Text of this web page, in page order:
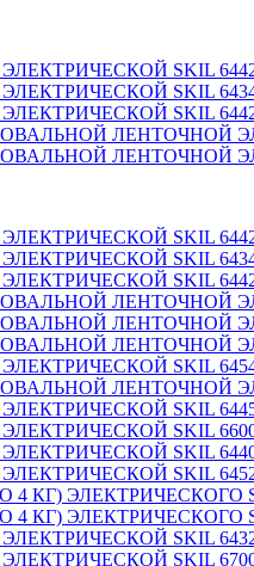
SKIL 6442
SKIL 6434
SKIL 6442
ЛЕНТОЧНОЙ
ЛЕНТОЧНОЙ
SKIL 6442
SKIL 6434
SKIL 6442
ЛЕНТОЧНОЙ
ЛЕНТОЧНОЙ
ЛЕНТОЧНОЙ
SKIL 6454
ЛЕНТОЧНОЙ
SKIL 6445
SKIL 6600
SKIL 6440
SKIL 6452
КГ) ЭЛЕКТРИЧЕСКОГО
КГ) ЭЛЕКТРИЧЕСКОГО
SKIL 6432
SKIL 6700